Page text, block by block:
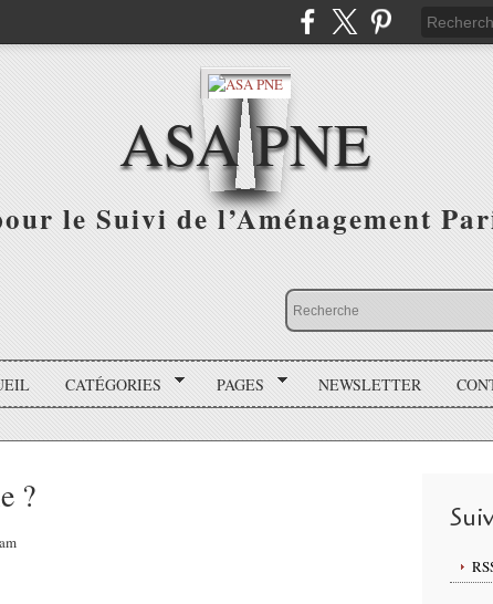
ASA PNE
le Suivi de l’Aménagement
CATÉGORIES PAGES NEWSLETTER
?